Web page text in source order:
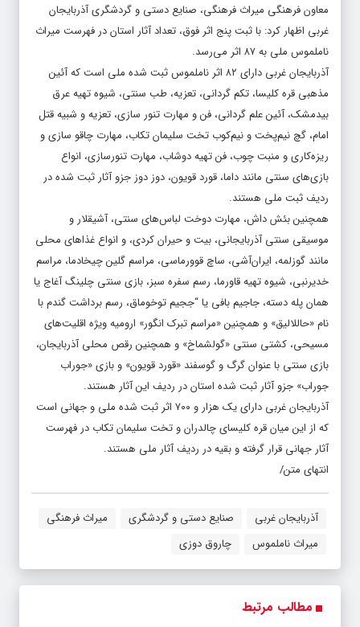
معاون فرهنگی میراث فرهنگی، صنایع دستی و گردشگری آذربایجان
غربی اظهار کرد: با ثبت پنج اثر فوق، تعداد آثار استان در فهرست میراث
ناملموس ملی به ۸۷ اثر می‌رسد.
آذربایجان غربی دارای ۸۲ اثر ناملموس ثبت شده ملی است که آئین
مذهبی قره کلیسا، تکم گردانی، تعزیه، طب سنتی، شیوه تهیه عرق
بیدمشک، آئین علم گردانی، فن و مهارت تنور سازی، تعزیه و شبیه قتل
امام، گچ نیم‌پخت و نیم‌کوب تخت سلیمان تکاب، مهارت چاقو سازی و
ریزه‌کاری و منبت چوب، فن تهیه دوشاب، مهارت تنورسازی، انواع
بازی‌های سنتی مانند داما، قورد قویون، دوز دوز جزو آثار ثبت شده در
ردیف ثبت ملی هستند.
همچنین بئش داش، مهارت دوخت لباس‌های سنتی، آشیقلار و
موسیقی سنتی آذربایجانی، بیت و حیران کردی، و انواع غذاهای محلی
مانند گوزلمه، ایران‌آشی، ساچ قوورماسی، مراسم گلین چیخادما، مراسم
خدیرنبی، شیوه تهیه قاورما، رسم سفره سبز، بازی سنتی چلینگ آغاج یا
همان پله دسته، جاجیم بافی یا “ججیم توخوماق، رسم برداشت گندم با
نام «حاللالیق» و همچنین «مراسم تبرک انگور» ارومیه ویژه اقلیت‌های
مسیحی، کشتی سنتی «گولشماخ» و همچنین رقص محلی آذربایجان،
بازی سنتی با عنوان گرگ و گوسفند «قورد قویون» و بازی «جوراب
جوراب» جزو آثار ثبت شده استان در ردیف این آثار هستند.
آذربایجان غربی دارای یک هزار و ۷۰۰ اثر ثبت شده ملی و جهانی است
که از این میان قره کلیسای چالدران و تخت سلیمان تکاب در فهرست
آثار جهانی قرار گرفته و بقیه در ردیف آثار ملی هستند.
انتهای متن/
آذربایجان غربی صنایع دستی و گردشگری
میراث فرهنگی
میراث ناملموس
چاروق دوزی
مطالب مرتبط